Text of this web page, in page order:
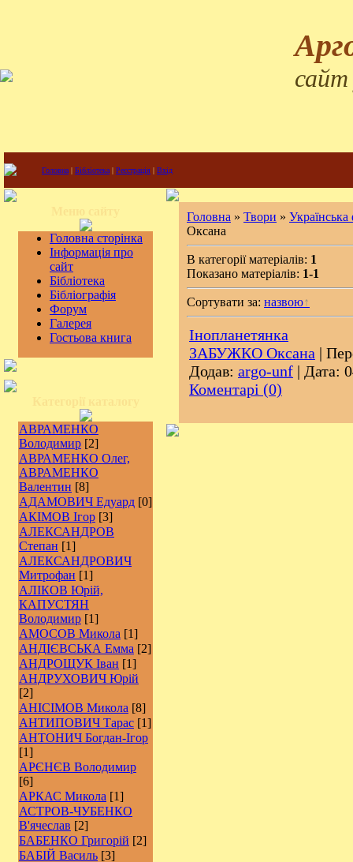
сайт
Головна | Бібліотека | Реєстрація | Вхід
Головна сторінка
Інформація про
сайт
Бібліотека
Бібліографія
Форум
Галерея
Гостьова книга
АВРАМЕНКО
Володимир [2]
АВРАМЕНКО Олег,
АВРАМЕНКО
Валентин [8]
АДАМОВИЧ Едуард [0]
АКІМОВ Ігор [3]
АЛЕКСАНДРОВ
Степан [1]
АЛЕКСАНДРОВИЧ
Митрофан [1]
АЛІКОВ Юрій,
КАПУСТЯН
Володимир [1]
АМОСОВ Микола [1]
АНДІЄВСЬКА Емма [2]
АНДРОЩУК Іван [1]
АНДРУХОВИЧ Юрій
[2]
АНІСІМОВ Микола [8]
АНТИПОВИЧ Тарас [1]
АНТОНИЧ Богдан-Ігор
[1]
АРЄНЄВ Володимир
[6]
АРКАС Микола [1]
АСТРОВ-ЧУБЕНКО
В'ячеслав [2]
БАБЕНКО Григорій [2]
БАБІЙ Василь [3]
Головна » Твори » Українська
Оксана
В категорії матеріалів: 1
Показано матеріалів: 1-1
Сортувати за: назвою
Інопланетянка
ЗАБУЖКО Оксана |
Додав: argo-unf | Дата:
Коментарі (0)